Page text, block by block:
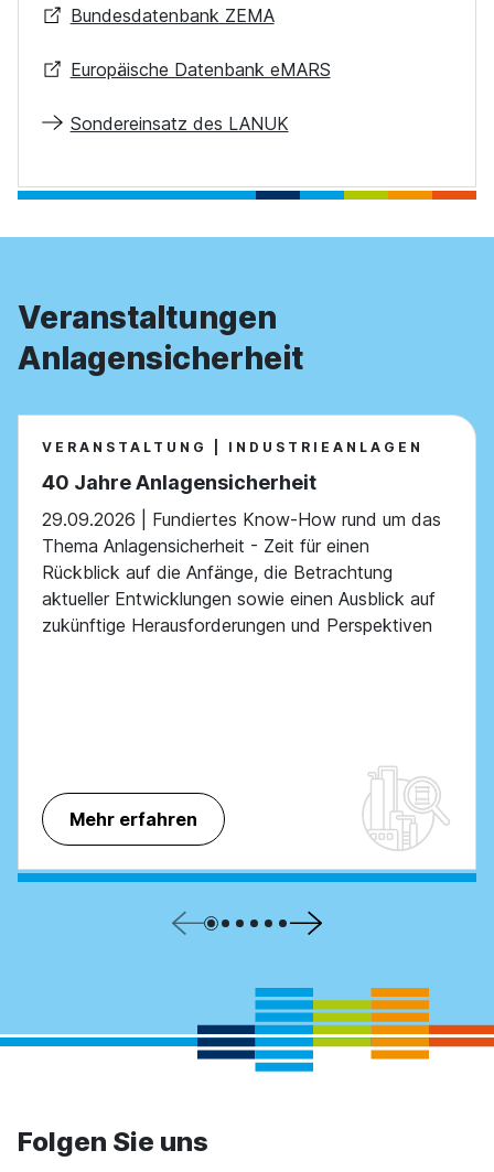
Bundesdatenbank ZEMA
Europäische Datenbank eMARS
Sondereinsatz des LANUK
Veranstaltungen
Anlagensicherheit
VERANSTALTUNG | INDUSTRIEANLAGEN
40 Jahre Anlagensicherheit
29.09.2026 | Fundiertes Know-How rund um das
Thema Anlagensicherheit - Zeit für einen
Rückblick auf die Anfänge, die Betrachtung
aktueller Entwicklungen sowie einen Ausblick auf
zukünftige Herausforderungen und Perspektiven
Mehr erfahren
Folgen Sie uns